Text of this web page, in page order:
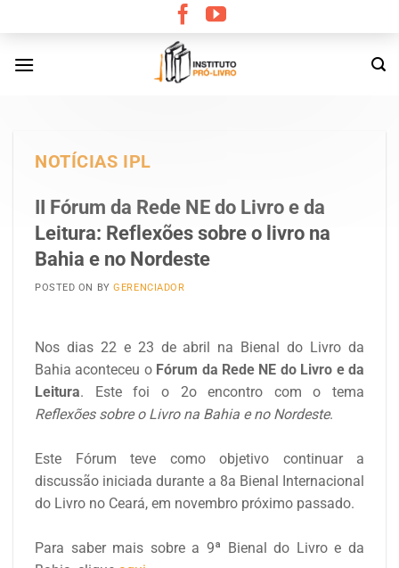
content
NOTÍCIAS IPL
II Fórum da Rede NE do Livro e da
Leitura: Reflexões sobre o livro na
Bahia e no Nordeste
POSTED ON BYGERENCIADOR
Nos dias 22 e 23 de abril na Bienal do Livro da
Bahia aconteceu o Fórum da Rede NE do Livro e da
Leitura. Este foi o 2o encontro com o tema
Reflexões sobre o Livro na Bahia e no Nordeste.
Este Fórum teve como objetivo continuar a
discussão iniciada durante a 8a Bienal Internacional
do Livro no Ceará, em novembro próximo passado.
Para saber mais sobre a 9ª Bienal do Livro e da